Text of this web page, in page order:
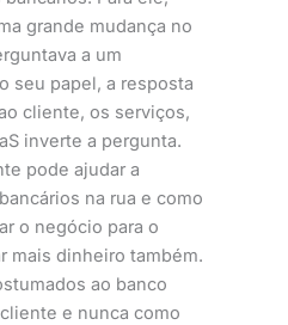
grande mudança no
a um
seu papel, a resposta
cliente, os serviços,
inverte a pergunta.
pode ajudar a
na rua e como
o negócio para o
mais dinheiro também.
ao banco
e nunca como